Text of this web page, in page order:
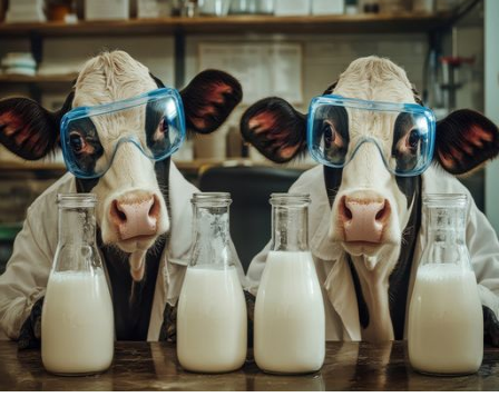
:
les
et
des
par le
nous
ACCEPTER
ET
CONTINUER
PARAMÈTRES